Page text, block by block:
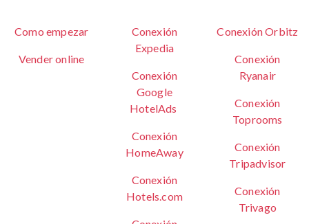
Como empezar
Vender online
Conexión
Expedia
Conexión
Google
HotelAds
Conexión
HomeAway
Conexión
Hotels.com
Conexión Orbitz
Conexión
Ryanair
Conexión
Toprooms
Conexión
Tripadvisor
Conexión
Trivago